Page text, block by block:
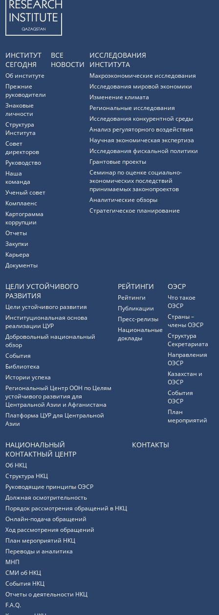
ИНСТИТУТ
СЕГОДНЯ
Об институте
Прежние
руководители
Знаковые
личности
Структура
Института
Совет
директоров
Руководство
Наша
команда
Ученый совет
Комплаенс
Картограмма
коррупции
Отчеты
Закупки
Карьера
Документы
ВСЕ
НОВОСТИ
ИССЛЕДОВАНИЯ
ИНСТИТУТА
Макроэкономические исследования
Исследования мировой экономики
Изменение климата
Региональные исследования
Исследования конкурентной среды
Анализ регуляторного воздействия
Научная экономическая экспертиза
Исследования фискальной политики
Грантовые проекты
Семинар по оценке социально-
экономических последствий
принимаемых законопроектов
Аналитические обзоры
Стратегическое планирование
ЦЕЛИ УСТОЙЧИВОГО
РАЗВИТИЯ
Цели устойчивого развития
Институциональная основа
реализации ЦУР
Добровольный национальный
обзор
События
Библиотека
Истории успеха
Региональный Центр ООН по Целям
устойчивого развития для
Центральной Азии и Афганистана
Платформа ЦУР для Центральной
Азии
РЕЙТИНГИ
Рейтинги
Публикации
Пресс-релизы
Национальные
доклады
ОЭСР
Что такое
ОЭСР
Страны –
члены ОЭСР
Структура
Секретариата
Направления
ОЭСР
Казахстан и
ОЭСР
События
ОЭСР
План
мероприятий
НАЦИОНАЛЬНЫЙ
КОНТАКТНЫЙ ЦЕНТР
Об НКЦ
Структура НКЦ
Руководящие принципы ОЭСР
Должная осмотрительность
Порядок рассмотрения обращений в НКЦ
Онлайн-подача обращений
Ход рассмотрения обращений
План мероприятий НКЦ
Переводы и аналитика
МНП
СМИ об НКЦ
События НКЦ
Отчеты о деятельности НКЦ
F.A.Q.
КОНТАКТЫ